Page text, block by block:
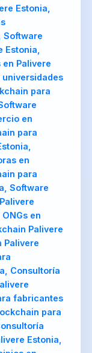
Estonia,
Software
Estonia,
Palivere
para
en
para
en
para
Software
en
Palivere
Palivere
Consultoría
fabricantes
para
Estonia,